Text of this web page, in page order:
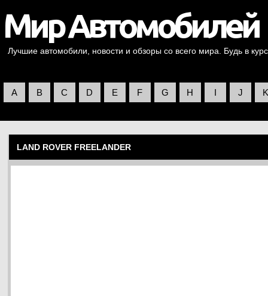
Лучшие автомобили, новости и обзоры со всего мира. Будь в
A B C D E F G H I J K
LAND ROVER FREELANDER